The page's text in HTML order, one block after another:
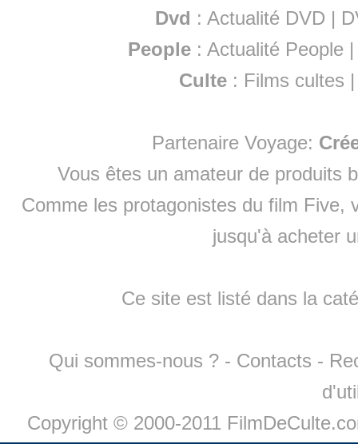
Dvd : Actualité DVD |
People :Actualité People
Culte : Films cultes
Partenaire Voyage:
Vous êtes un amateur de produits
Comme les protagonistes du film Five,
jusqu'à acheter
Ce site est listé dans la
Qui sommes-nous ? - Contacts -
Copyright © 2000-2011